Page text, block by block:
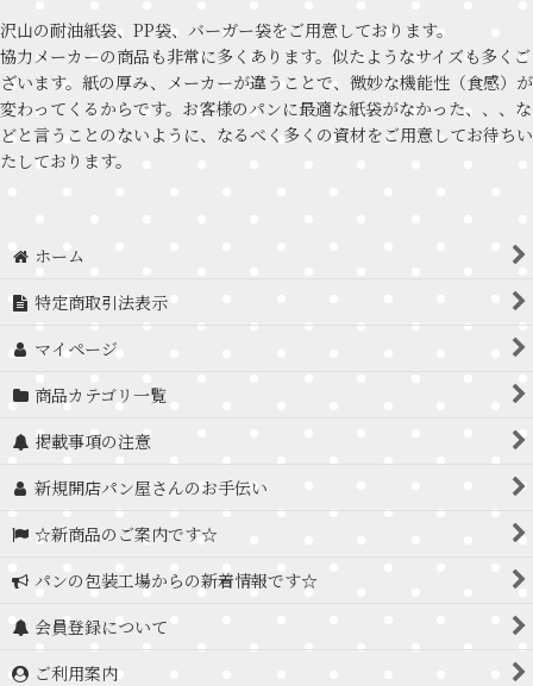
沢山の耐油紙袋、PP袋、バーガー袋をご用意しております。
協力メーカーの商品も非常に多くあります。似たようなサイズも多くご
ざいます。紙の厚み、メーカーが違うことで、微妙な機能性（食感）が
変わってくるからです。お客様のパンに最適な紙袋がなかった、、、な
どと言うことのないように、なるべく多くの資材をご用意してお待ちい
たしております。
ホーム
特定商取引法表示
マイページ
商品カテゴリ一覧
掲載事項の注意
新規開店パン屋さんのお手伝い
☆新商品のご案内です☆
パンの包装工場からの新着情報です☆
会員登録について
ご利用案内